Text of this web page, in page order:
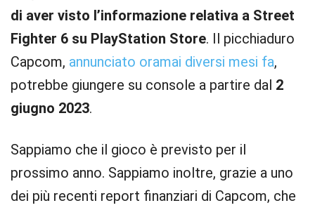
di aver visto l’informazione relativa a Street
Fighter 6 su PlayStation Store. Il picchiaduro
Capcom, annunciato oramai diversi mesi fa,
potrebbe giungere su console a partire dal 2
giugno 2023.
Sappiamo che il gioco è previsto per il
prossimo anno. Sappiamo inoltre, grazie a uno
dei più recenti report finanziari di Capcom, che